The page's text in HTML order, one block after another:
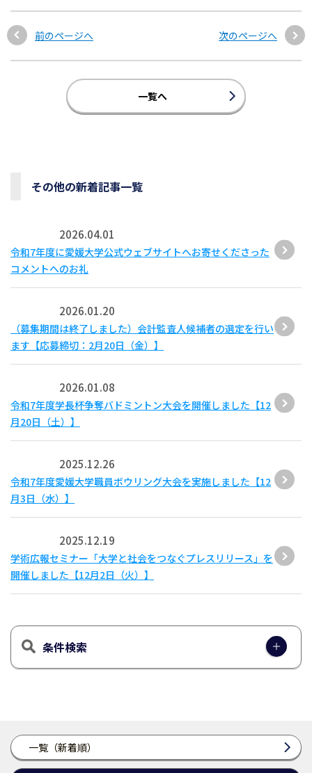
一覧（新着順）
前のページへ 次のページへ
一覧へ
その他の新着記事一覧
2026.04.01
令和7年度に愛媛大学公式ウェブサイトへお寄せくださった
コメントへのお礼
2026.01.20
（募集期間は終了しました）会計監査人候補者の選定を行い
ます【応募締切：2月20日（金）】
2026.01.08
令和7年度学長杯争奪バドミントン大会を開催しました【12
月20日（土）】
2025.12.26
令和7年度愛媛大学職員ボウリング大会を実施しました【12
月3日（水）】
2025.12.19
学術広報セミナー「大学と社会をつなぐプレスリリース」を
開催しました【12月2日（火）】
条件検索